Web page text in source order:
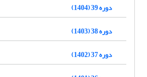
دوره 39 (1404)
دوره 38 (1403)
دوره 37 (1402)